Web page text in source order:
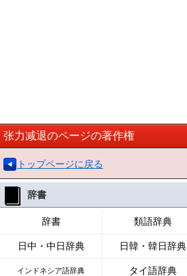
张力减退のページの著作権
トップページに戻る
辞書
辞書 類語辞典
日中・中日辞典 日韓・韓日辞典
インドネシア語辞典 タイ語辞典